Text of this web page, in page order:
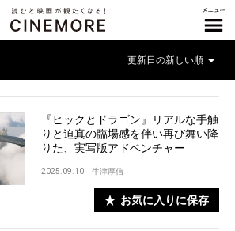
『ヒックとドラゴン』リアルな手触
りと迫真の臨場感を伴い再び舞い降
りた、実写版アドベンチャー
2025.09.10 牛津厚信
お気に入りに保存